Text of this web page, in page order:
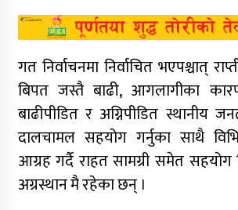
गत निर्वाचनमा निर्वाचित भएपश्चात्
बिपत जस्तै बाढी, आगलागीका
बाढीपीडित र अग्निपीडित स्थानीय
दालचामल सहयोग गर्नुका साथै
आग्रह गर्दै राहत सामग्री समेत
अग्रस्थान मै रहेका छन् ।